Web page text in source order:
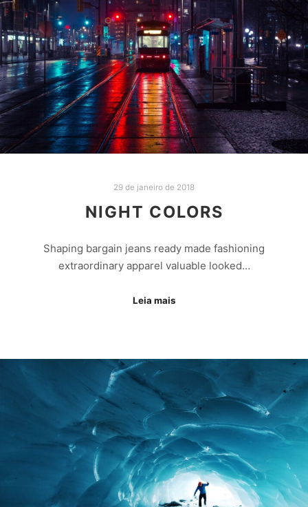
29 de janeiro de 2018
NIGHT COLORS
Shaping bargain jeans ready made fashioning
extraordinary apparel valuable looked…
Leia mais